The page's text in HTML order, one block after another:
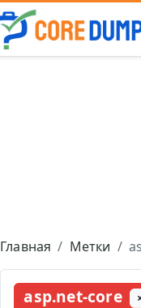
Главная Метки
asp.net-core